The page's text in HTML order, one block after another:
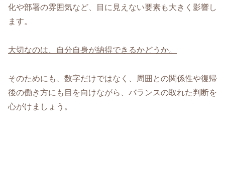
化や部署の雰囲気など、目に見えない要素も大きく影響し
ます。
大切なのは、自分自身が納得できるかどうか。
そのためにも、数字だけではなく、周囲との関係性や復帰
後の働き方にも目を向けながら、バランスの取れた判断を
心がけましょう。